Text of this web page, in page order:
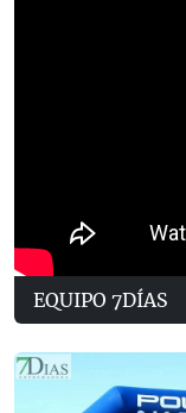
EQUIPO 7DÍAS